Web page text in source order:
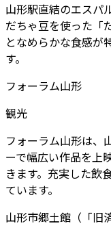
山形駅直結のエスパ
だちゃ豆を使った「
となめらかな食感が
す。
フォーラム山形
観光
フォーラム山形は、
ーで幅広い作品を上
きます。充実した飲
ています。
山形市郷土館（「旧